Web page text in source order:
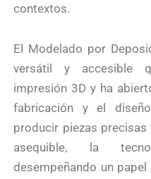
contextos.
El Modelado por
versátil y accesible
impresión 3D y ha
fabricación y el
producir piezas
asequible, la
desempeñando un